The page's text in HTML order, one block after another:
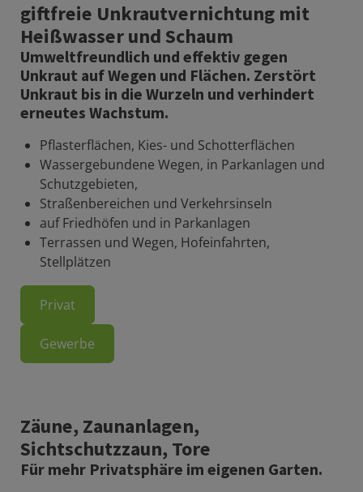
giftfreie Unkrautvernichtung mit
Heißwasser und Schaum
Umweltfreundlich und effektiv gegen
Unkraut auf Wegen und Flächen. Zerstört
Unkraut bis in die Wurzeln und verhindert
erneutes Wachstum.
Pflasterflächen, Kies- und Schotterflächen
Wassergebundene Wegen, in Parkanlagen und
Schutzgebieten,
Straßenbereichen und Verkehrsinseln
auf Friedhöfen und in Parkanlagen
Terrassen und Wegen, Hofeinfahrten,
Stellplätzen
Privat
Gewerbe
Zäune, Zaunanlagen,
Sichtschutzzaun, Tore
Für mehr Privatsphäre im eigenen Garten.